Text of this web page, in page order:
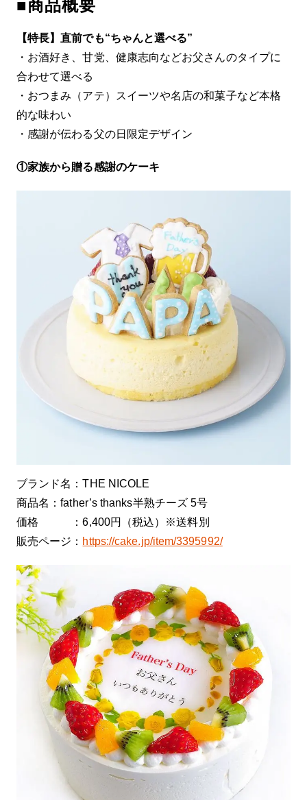
■商品概要
【特長】直前でも“ちゃんと選べる”
・お酒好き、甘党、健康志向などお父さんのタイプに
合わせて選べる
・おつまみ（アテ）スイーツや名店の和菓子など本格
的な味わい
・感謝が伝わる父の日限定デザイン
①家族から贈る感謝のケーキ
ブランド名：THE NICOLE
商品名：father’s thanks半熟チーズ 5号
価格 ：6,400円（税込）※送料別
販売ページ： https://cake.jp/item/3395992/